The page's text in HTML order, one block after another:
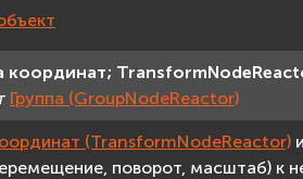
координат;
Группа (GroupNodeReactor)
(TransformNodeReactor)
поворот, масштаб) к